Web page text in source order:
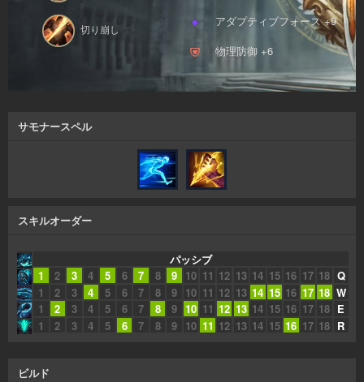
切り崩し
アダプティブフォース +9
物理防御 +6
サモナースペル
スキルオーダー
パッシブ
1
2 3 4 5 6 7 8 9 10 11 12 13 14 15 16 17 18 Q
1
2 3 4 5 6 7 8 9 10 11 12 13 14 15 16 17 18 W
1
2 3 4 5 6 7 8 9 10 11 12 13 14 15 16 17 18 E
1
2 3 4 5 6 7 8 9 10 11 12 13 14 15 16 17 18 R
ビルド